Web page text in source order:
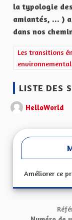
la typologie
amiantés, ... )
dans nos
Filtrer les
Les transitions
LISTE DES
HelloWorld
Améliorer ce